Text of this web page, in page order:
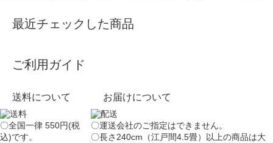
最近チェックした商品
ご利用ガイド
送料について
〇全国一律 550円(税
込)です。
お届けについて
〇運送会社のご指定はできません。
〇長さ240cm（江戸間4.5畳）以上の商品は大